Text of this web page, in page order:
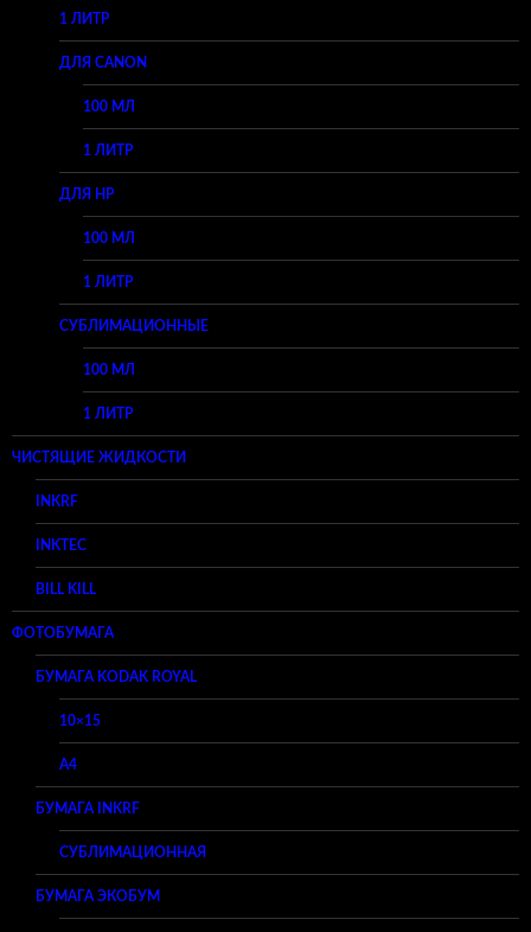
1 ЛИТР
ДЛЯ CANON
100 МЛ
1 ЛИТР
ДЛЯ HP
100 МЛ
1 ЛИТР
СУБЛИМАЦИОННЫЕ
100 МЛ
1 ЛИТР
ЧИСТЯЩИЕ ЖИДКОСТИ
INKRF
INKTEC
BILL KILL
ФОТОБУМАГА
БУМАГА KODAK ROYAL
10×15
A4
БУМАГА INKRF
СУБЛИМАЦИОННАЯ
БУМАГА ЭКОБУМ